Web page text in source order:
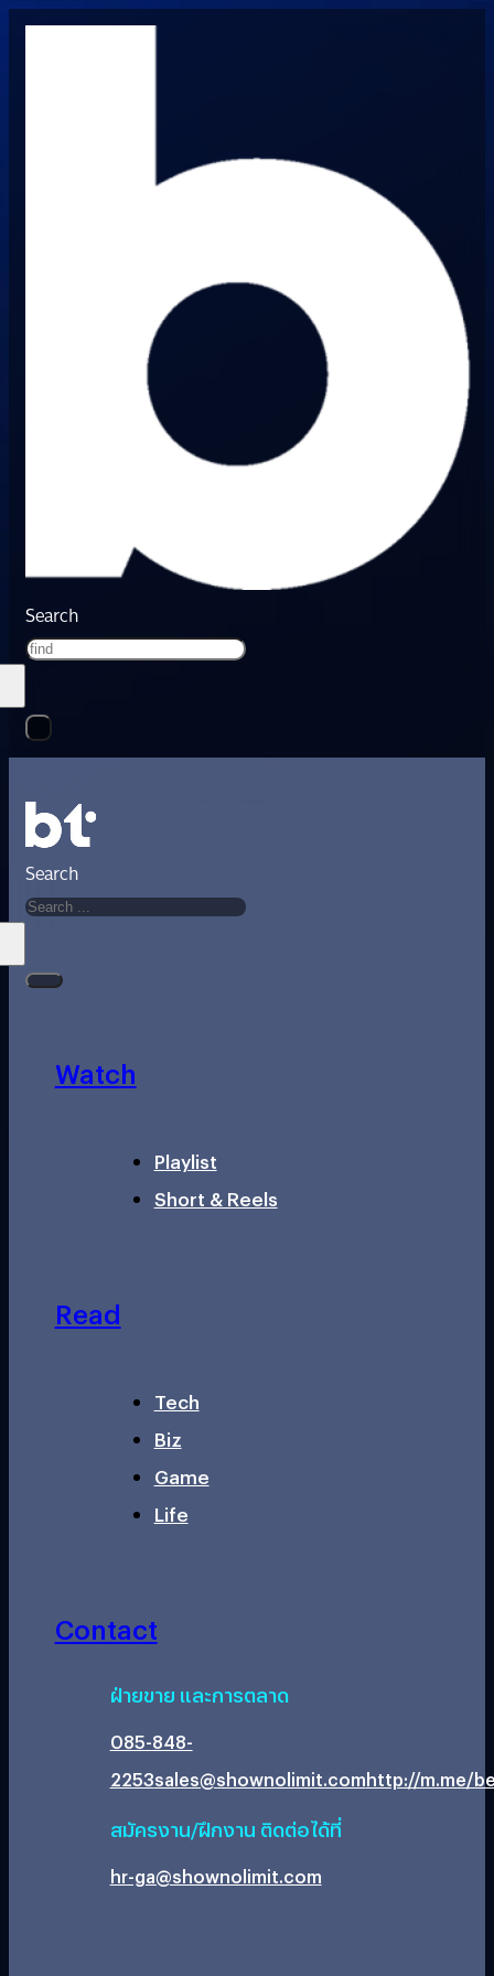
Search
Search
Watch
Playlist
Short & Reels
Read
Tech
Biz
Game
Life
Contact
ฝ่ายขาย และการตลาด
085-848-
2253sales@shownolimit.comhttp://m.me/
สมัครงาน/ฝึกงาน ติดต่อได้ที่
hr-ga@shownolimit.com